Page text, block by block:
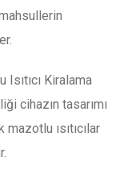
Isıtıcı Kiralama
cihazın tasarımı
ısıtıcılar